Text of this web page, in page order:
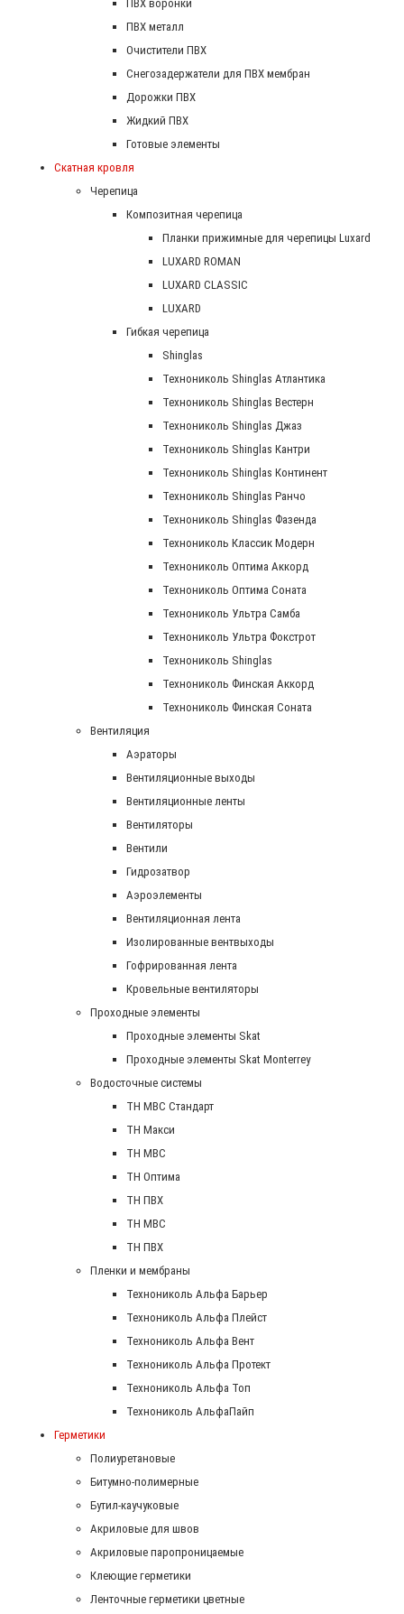
ПВХ воронки
ПВХ металл
Очистители ПВХ
Снегозадержатели для ПВХ мембран
Дорожки ПВХ
Жидкий ПВХ
Готовые элементы
Скатная кровля
Черепица
Композитная черепица
Планки прижимные для черепицы Luxard
LUXARD ROMAN
LUXARD CLASSIC
LUXARD
Гибкая черепица
Shinglas
Технониколь Shinglas Атлантика
Технониколь Shinglas Вестерн
Технониколь Shinglas Джаз
Технониколь Shinglas Кантри
Технониколь Shinglas Континент
Технониколь Shinglas Ранчо
Технониколь Shinglas Фазенда
Технониколь Классик Модерн
Технониколь Оптима Аккорд
Технониколь Оптима Соната
Технониколь Ультра Самба
Технониколь Ультра Фокстрот
Технониколь Shinglas
Технониколь Финская Аккорд
Технониколь Финская Соната
Вентиляция
Аэраторы
Вентиляционные выходы
Вентиляционные ленты
Вентиляторы
Вентили
Гидрозатвор
Аэроэлементы
Вентиляционная лента
Изолированные вентвыходы
Гофрированная лента
Кровельные вентиляторы
Проходные элементы
Проходные элементы Skat
Проходные элементы Skat Monterrey
Водосточные системы
TH MBC Стандарт
TH Макси
TH МВС
TH Оптима
TH ПВХ
ТН МВС
ТН ПВХ
Пленки и мембраны
Технониколь Альфа Барьер
Технониколь Альфа Плейст
Технониколь Альфа Вент
Технониколь Альфа Протект
Технониколь Альфа Топ
Технониколь АльфаПайп
Герметики
Полиуретановые
Битумно-полимерные
Бутил-каучуковые
Акриловые для швов
Акриловые паропроницаемые
Клеющие герметики
Ленточные герметики цветные